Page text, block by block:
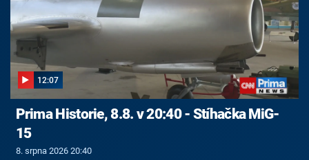
12:07
Prima Historie, 8.8. v 20:40 - Stíhačka MiG-
15
8. srpna 2026 20:40